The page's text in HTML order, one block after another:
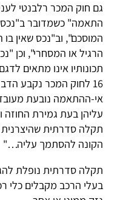
גם חוק המכר רלבנטי
התאמה" כשמדובר ב"נכס
המוסכם", וב"נכס שאין בו
הרגיל או המסחרי", וכן
תכונותיו אינו מתאים
16 לחוק המכר נקבע
אי-ההתאמה נובעת
עליהן בעת גמירת החוזה
תקלה סדרתית שהיצרנית
הקונה להסתמך עליה…"
תקלה סדרתית נופלת
בעלי הרכב מקבלים כלי